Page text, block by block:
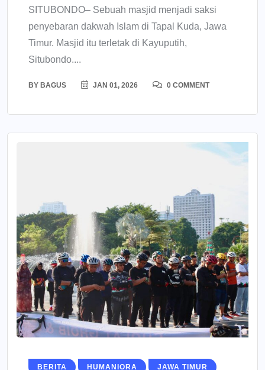
SITUBONDO– Sebuah masjid menjadi saksi
penyebaran dakwah Islam di Tapal Kuda, Jawa
Timur. Masjid itu terletak di Kayuputih,
Situbondo....
BY BAGUS JAN 01, 2026 0 COMMENT
BERITA HUMANIORA JAWA TIMUR